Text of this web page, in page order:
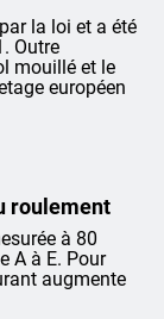
la loi et a été
Outre
mouillé et le
européen
roulement
à 80
A à E. Pour
augmente